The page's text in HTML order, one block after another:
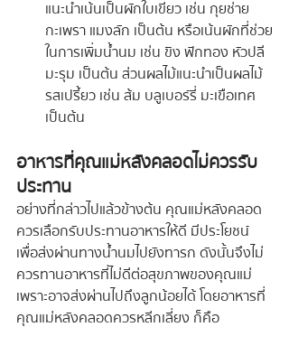
แนะนำเน้นเป็นผักใบเขียว เช่น กุยช่าย
กะเพรา แมงลัก เป็นต้น หรือเน้นผักที่ช่วย
ในการเพิ่มน้ำนม เช่น ขิง ฟักทอง หัวปลี
มะรุม เป็นต้น ส่วนผลไม้แนะนำเป็นผลไม้
รสเปรี้ยว เช่น ส้ม บลูเบอร์รี่ มะเขือเทศ
เป็นต้น
อาหารที่คุณแม่หลังคลอดไม่ควรรับ
ประทาน
อย่างที่กล่าวไปแล้วข้างต้น คุณแม่หลังคลอด
ควรเลือกรับประทานอาหารให้ดี มีประโยชน์
เพื่อส่งผ่านทางน้ำนมไปยังทารก ดังนั้นจึงไม่
ควรทานอาหารที่ไม่ดีต่อสุขภาพของคุณแม่
เพราะอาจส่งผ่านไปถึงลูกน้อยได้ โดยอาหารที่
คุณแม่หลังคลอดควรหลีกเลี่ยง ก็คือ